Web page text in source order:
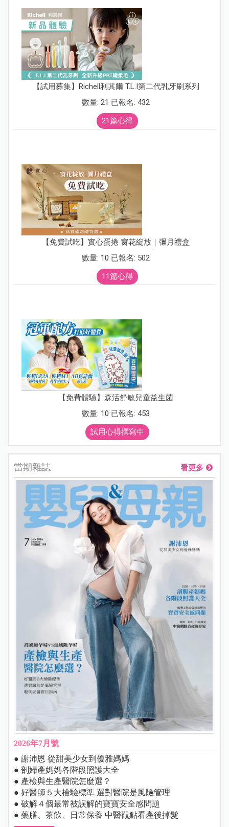
【試用募集】Richell利其爾 T.L.I第二代乳牙刷系列
數量: 21 已報名: 432
21篇心得
【免費試吃】實心蛋捲 窗花綻放｜彌月禮盒
數量: 10 已報名: 502
11篇心得
【免費體驗】森活舒敏兒童益生菌
數量: 10 已報名: 453
試用心得撰寫中
當期雜誌 看更多
2026年7月號
● 謝沛恩 從甜美少女到優雅媽媽
● 剖婦產媽媽各階段照護大全
● 產檢與生產醫院怎麼選？
● 好醫師５大檢驗標準 選對醫院是風險管理
● 破解４個最常被誤解的寶寶安全感問題
● 藥膳、茶飲、日常保養 中醫觀點看產後掉髮